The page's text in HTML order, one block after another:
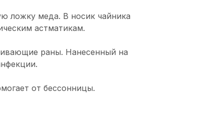
ложку меда. В носик чайника
астматикам.
раны. Нанесенный на
от бессонницы.